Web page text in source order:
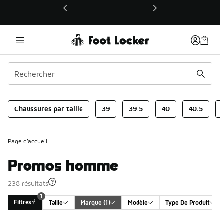
Ce lien ouvrira une nouvelle fenêtre
Chaussures par taille 39 39.5 40 40.5
Page d'accueil
Promos homme
238 résultats
Filtres
1
Taille
Marque (1) Modèle Type De Produit